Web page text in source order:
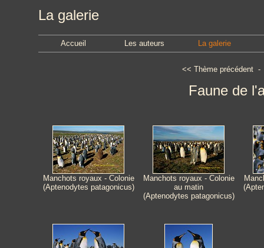
La galerie
Accueil Les auteurs La galerie
<< Thème précédent
Faune de
Manchots royaux - Colonie
(Aptenodytes patagonicus)
Manchots royaux - Colonie
au matin
(Aptenodytes patagonicus)